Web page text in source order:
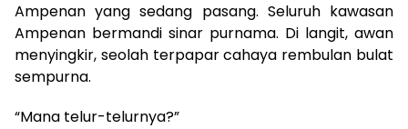
Ampenan yang sedang pasang. Seluruh kawasan
Ampenan bermandi sinar purnama. Di langit, awan
menyingkir, seolah terpapar cahaya rembulan bulat
sempurna.
“Mana telur-telurnya?”